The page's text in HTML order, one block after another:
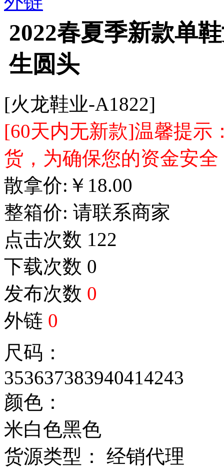
2022春夏季新款单
生圆头
[火龙鞋业-A1822]
[60天内无新款]温馨提示
货，为确保您的资金安
散拿价: ￥ 18.00
整箱价: 请联系商家
点击次数 122
下载次数 0
发布次数 0
外链 0
尺码：
353637383940414243
颜色：
米白色黑色
货源类型： 经销代理